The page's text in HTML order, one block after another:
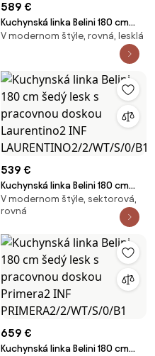
589 €
Kuchynská linka Belini 180 cm
biely lesk s pracovnou doskou
V modernom štýle, rovná, lesklá
539 €
Kuchynská linka Belini 180 cm
šedý lesk s pracovnou doskou
Laurentino2 INF
V modernom štýle, sektorová,
rovná
659 €
Kuchynská linka Belini 180 cm